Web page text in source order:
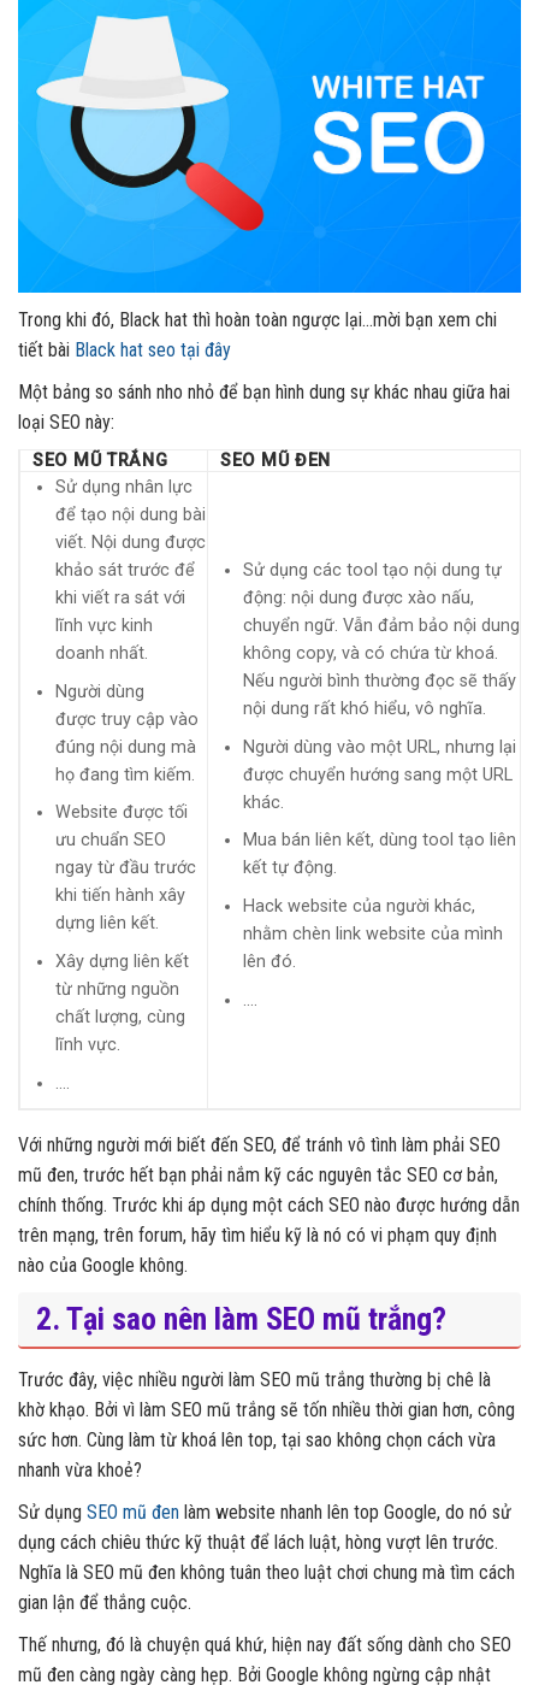
Trong khi đó, Black hat thì hoàn toàn ngược lại…mời bạn xem chi
tiết bài Black hat seo tại đây
Một bảng so sánh nho nhỏ để bạn hình dung sự khác nhau giữa hai
loại SEO này:
SEO MŨ TRẮNG
SEO MŨ ĐEN
Sử dụng nhân lực
để tạo nội dung bài
viết. Nội dung được
khảo sát trước để
khi viết ra sát với
lĩnh vực kinh
doanh nhất.
Người dùng
được truy cập vào
đúng nội dung mà
họ đang tìm kiếm.
Website được tối
ưu chuẩn SEO
ngay từ đầu trước
khi tiến hành xây
dựng liên kết.
Xây dựng liên kết
từ những nguồn
chất lượng, cùng
lĩnh vực.
….
Sử dụng các tool tạo nội dung tự
động: nội dung được xào nấu,
chuyển ngữ. Vẫn đảm bảo nội dung
không copy, và có chứa từ khoá.
Nếu người bình thường đọc sẽ thấy
nội dung rất khó hiểu, vô nghĩa.
Người dùng vào một URL, nhưng lại
được chuyển hướng sang một URL
khác.
Mua bán liên kết, dùng tool tạo liên
kết tự động.
Hack website của người khác,
nhằm chèn link website của mình
lên đó.
….
Với những người mới biết đến SEO, để tránh vô tình làm phải SEO
mũ đen, trước hết bạn phải nắm kỹ các nguyên tắc SEO cơ bản,
chính thống. Trước khi áp dụng một cách SEO nào được hướng dẫn
trên mạng, trên forum, hãy tìm hiểu kỹ là nó có vi phạm quy định
nào của Google không.
2. Tại sao nên làm SEO mũ trắng?
Trước đây, việc nhiều người làm SEO mũ trắng thường bị chê là
khờ khạo. Bởi vì làm SEO mũ trắng sẽ tốn nhiều thời gian hơn, công
sức hơn. Cùng làm từ khoá lên top, tại sao không chọn cách vừa
nhanh vừa khoẻ?
Sử dụng SEO mũ đen làm website nhanh lên top Google, do nó sử
dụng cách chiêu thức kỹ thuật để lách luật, hòng vượt lên trước.
Nghĩa là SEO mũ đen không tuân theo luật chơi chung mà tìm cách
gian lận để thắng cuộc.
Thế nhưng, đó là chuyện quá khứ, hiện nay đất sống dành cho SEO
mũ đen càng ngày càng hẹp. Bởi Google không ngừng cập nhật